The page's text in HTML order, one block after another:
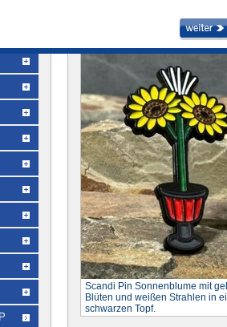
Scandi Pin Sonnenblume mit
Blüten und weißen Strahlen in
schwarzen Topf.